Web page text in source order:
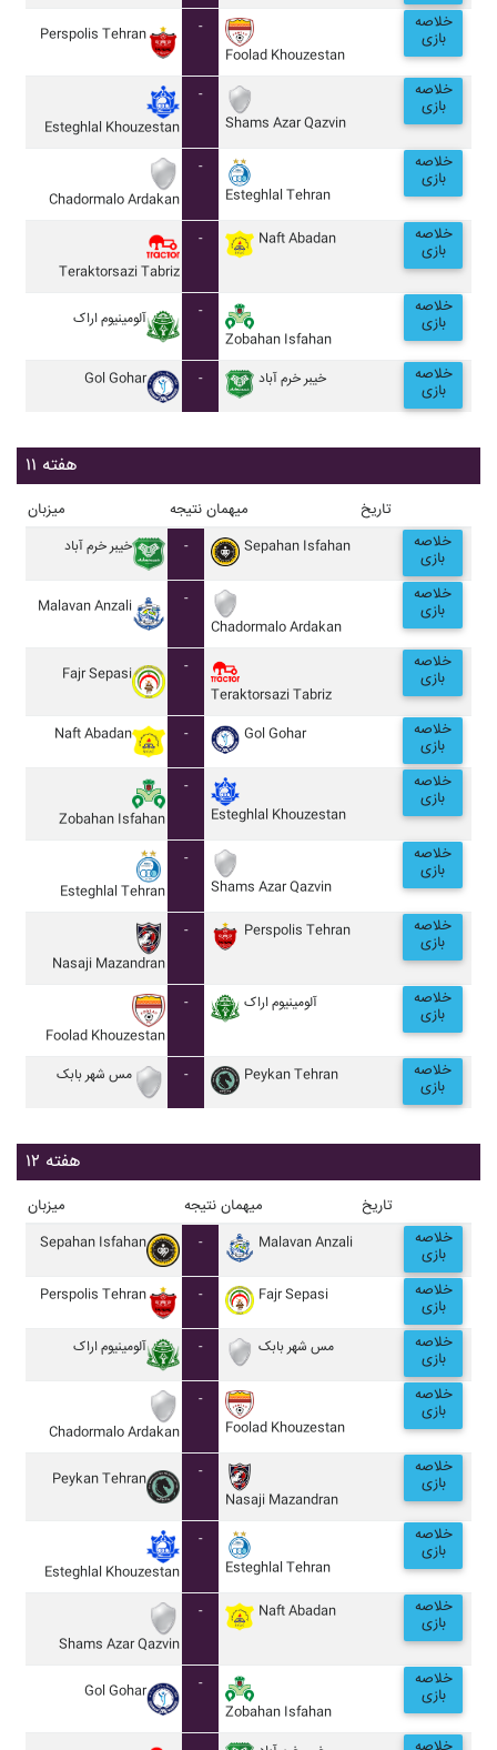
Perspolis Tehran
-
Foolad Khouzestan
خلاصه
بازی
Esteghlal Khouzestan
-
Shams Azar Qazvin
خلاصه
بازی
Chadormalo Ardakan
-
Esteghlal Tehran
خلاصه
بازی
Teraktorsazi Tabriz
- Naft Abadan خلاصه
بازی
آلومينيوم اراک
-
Zobahan Isfahan
خلاصه
بازی
Gol Gohar - خيبر خرم آباد خلاصه
بازی
هفته ۱۱
میزبان نتیجه میهمان تاریخ
خيبر خرم آباد - Sepahan Isfahan خلاصه
بازی
Malavan Anzali
-
Chadormalo Ardakan
خلاصه
بازی
Fajr Sepasi
-
Teraktorsazi Tabriz
خلاصه
بازی
Naft Abadan - Gol Gohar خلاصه
بازی
Zobahan Isfahan
-
Esteghlal Khouzestan
خلاصه
بازی
Esteghlal Tehran
-
Shams Azar Qazvin
خلاصه
بازی
Nasaji Mazandran
- Perspolis Tehran خلاصه
بازی
Foolad Khouzestan
- آلومينيوم اراک خلاصه
بازی
مس شهر بابک - Peykan Tehran خلاصه
بازی
هفته ۱۲
میزبان نتیجه میهمان تاریخ
Sepahan Isfahan - Malavan Anzali خلاصه
بازی
Perspolis Tehran - Fajr Sepasi خلاصه
بازی
آلومينيوم اراک - مس شهر بابک خلاصه
بازی
Chadormalo Ardakan
-
Foolad Khouzestan
خلاصه
بازی
Peykan Tehran
-
Nasaji Mazandran
خلاصه
بازی
Esteghlal Khouzestan
-
Esteghlal Tehran
خلاصه
بازی
Shams Azar Qazvin
- Naft Abadan خلاصه
بازی
Gol Gohar
-
Zobahan Isfahan
خلاصه
بازی